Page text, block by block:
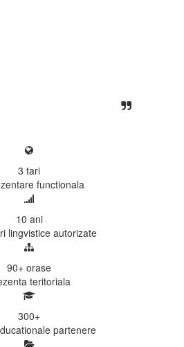
3 tari
functionala
10 ani
lingvistice autorizate
90+ orase
teritoriala
300+
partenere